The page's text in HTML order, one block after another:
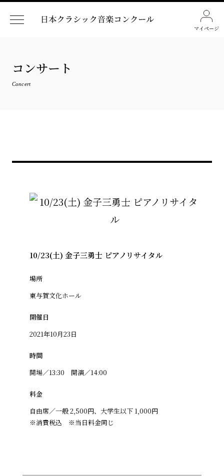
マイページ
コンサート
Concert
10/23(土) 金子三勇士 ピアノリサイタル
場所
東与賀文化ホール
開催日
2021年10月23日
時間
開場／13:30 開演／14:00
料金
自由席／一般 2,500円、大学生以下 1,000円
※消費税込 ※当日料金同じ